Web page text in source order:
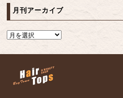
月刊アーカイブ